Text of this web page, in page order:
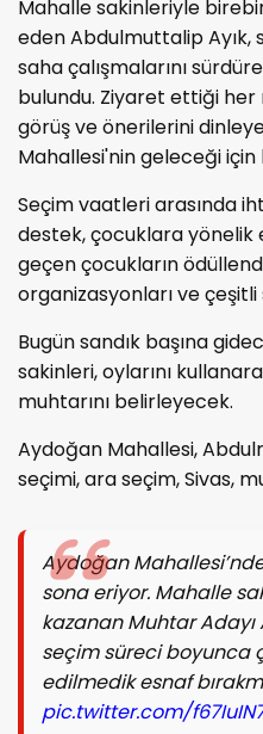
Mahalle sakinleriyle
eden Abdulmuttalip
saha çalışmalarını
bulundu. Ziyaret ettiği
görüş ve önerilerini
Mahallesi'nin geleceği için
Seçim vaatleri arasında
destek, çocuklara yönelik
geçen çocukların
organizasyonları ve
Bugün sandık başına
sakinleri, oylarını
muhtarını belirleyecek.
Aydoğan Mahallesi,
seçimi, ara seçim, Sivas,
Aydoğan
sona eriyor. Mahalle
kazanan Muhtar
seçim süreci boyunca
edilmedik esnaf
pic.twitter.com/